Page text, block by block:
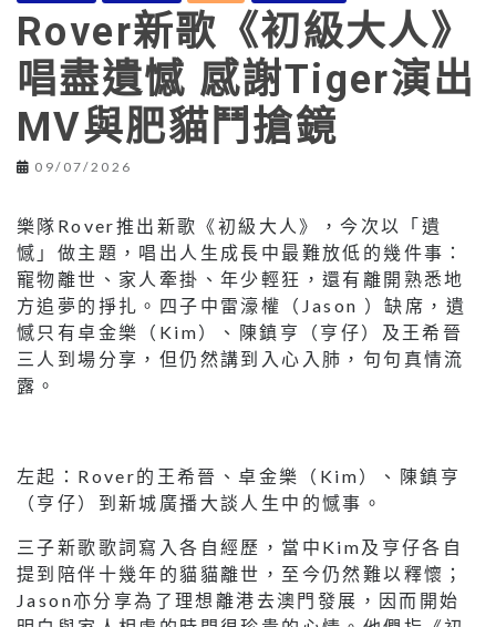
Rover新歌《初級大人》
唱盡遺憾 感謝Tiger演出
MV與肥貓鬥搶鏡
09/07/2026
樂隊Rover推出新歌《初級大人》，今次以「遺
憾」做主題，唱出人生成長中最難放低的幾件事：
寵物離世、家人牽掛、年少輕狂，還有離開熟悉地
方追夢的掙扎。四子中雷濠權（Jason ）缺席，遺
憾只有卓金樂（Kim）、陳鎮亨（亨仔）及王希晉
三人到場分享，但仍然講到入心入肺，句句真情流
露。
左起：Rover的王希晉、卓金樂（Kim）、陳鎮亨
（亨仔）到新城廣播大談人生中的憾事。
三子新歌歌詞寫入各自經歷，當中Kim及亨仔各自
提到陪伴十幾年的貓貓離世，至今仍然難以釋懷；
Jason亦分享為了理想離港去澳門發展，因而開始